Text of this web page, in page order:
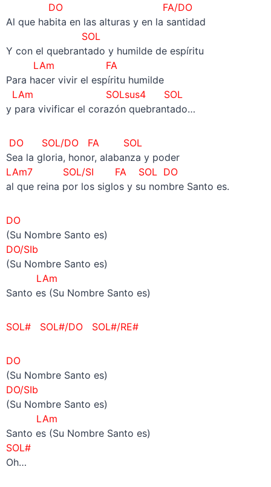
DO FA/DO
Al que habita en las alturas y en la santidad
SOL
Y con el quebrantado y humilde de espíritu
LAm FA
Para hacer vivir el espíritu humilde
LAm SOLsus4 SOL
y para vivificar el corazón quebrantado…
DO SOL/DO FA SOL
Sea la gloria, honor, alabanza y poder
LAm7 SOL/SI FA SOL DO
al que reina por los siglos y su nombre Santo es.
DO
(Su Nombre Santo es)
DO/SIb
(Su Nombre Santo es)
LAm
Santo es (Su Nombre Santo es)
SOL# SOL#/DO SOL#/RE#
DO
(Su Nombre Santo es)
DO/SIb
(Su Nombre Santo es)
LAm
Santo es (Su Nombre Santo es)
SOL#
Oh…